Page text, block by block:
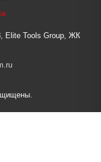
Elite Tools Group, ЖК